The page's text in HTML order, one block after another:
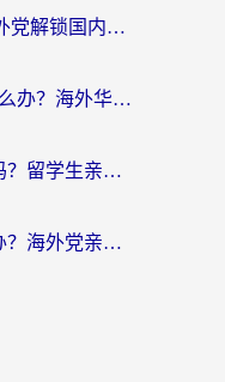
在香港用什么看NBA？海外党解锁国内体育直播的终极攻略
在国外打不开交管12123怎么办？海外华人必看的回国加速全攻略
网易云音乐在海外可以听吗？留学生亲测有效的回国加速方案
优酷在香港版权限制怎么办？海外党亲测有效的追剧加速方案